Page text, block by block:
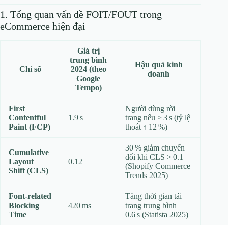
1. Tổng quan vấn đề FOIT/FOUT trong
eCommerce hiện đại
Chỉ số
Giá trị
trung bình
2024 (theo
Google
Tempo)
Hậu quả kinh
doanh
First
Contentful
Paint (FCP)
1.9 s
Người dùng rời
trang nếu > 3 s (tỷ lệ
thoát ↑ 12 %)
Cumulative
Layout
Shift (CLS)
0.12
30 % giảm chuyển
đổi khi CLS > 0.1
(Shopify Commerce
Trends 2025)
Font‑related
Blocking
Time
420 ms
Tăng thời gian tải
trang trung bình
0.6 s (Statista 2025)